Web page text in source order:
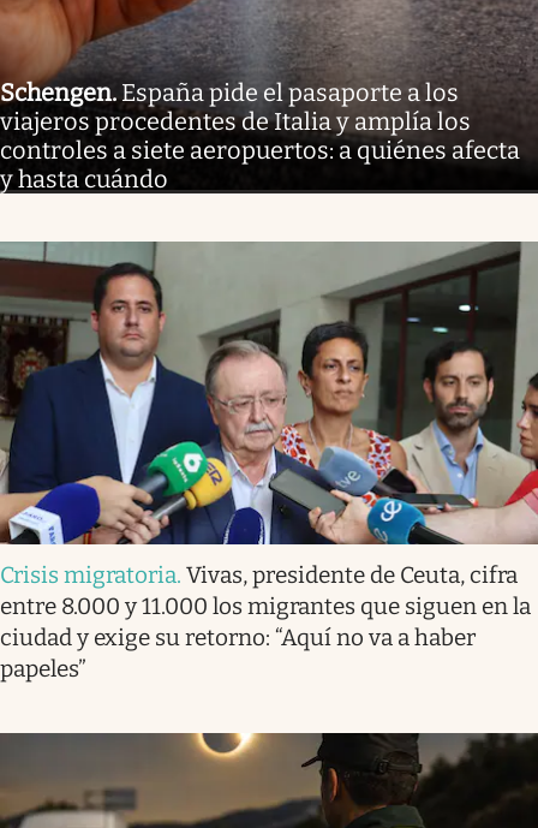
Schengen. España pide el pasaporte a los
viajeros procedentes de Italia y amplía los
controles a siete aeropuertos: a quiénes afecta
y hasta cuándo
Crisis migratoria. Vivas, presidente de Ceuta, cifra
entre 8.000 y 11.000 los migrantes que siguen en la
ciudad y exige su retorno: “Aquí no va a haber
papeles”